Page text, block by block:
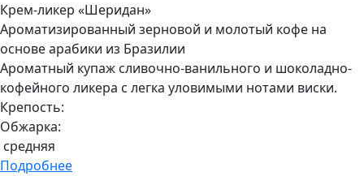
Крем-ликер «Шеридан»
Ароматизированный зерновой и молотый кофе на
основе арабики из Бразилии
Ароматный купаж сливочно-ванильного и шоколадно-
кофейного ликера с легка уловимыми нотами виски.
Крепость:
Обжарка:
средняя
Подробнее